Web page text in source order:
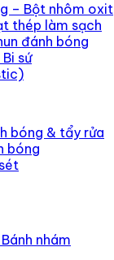
– Bột nhôm oxit
thép làm sạch
đánh bóng
sứ
bóng & tẩy rửa
bóng
nhám